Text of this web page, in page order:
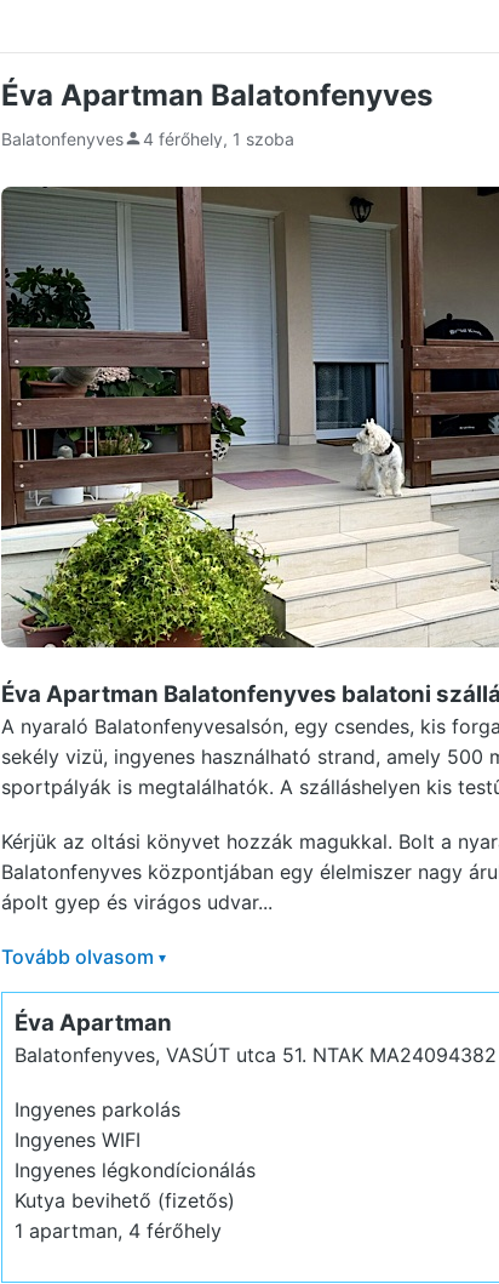
Éva Apartman Balatonfenyves
Balatonfenyves 4 férőhely, 1 szoba
Éva Apartman Balatonfenyves balatoni
A nyaraló Balatonfenyvesalsón, egy csendes, kis
sekély vizü, ingyenes használható strand, amely
sportpályák is megtalálhatók. A szálláshelyen kis
Kérjük az oltási könyvet hozzák magukkal. Bolt a
Balatonfenyves központjában egy élelmiszer nagy
ápolt gyep és virágos udvar...
Tovább olvasom ▾
Éva Apartman
Balatonfenyves, VASÚT utca 51. NTAK MA24094382
Ingyenes parkolás
Ingyenes WIFI
Ingyenes légkondícionálás
Kutya bevihető (fizetős)
1 apartman, 4 férőhely